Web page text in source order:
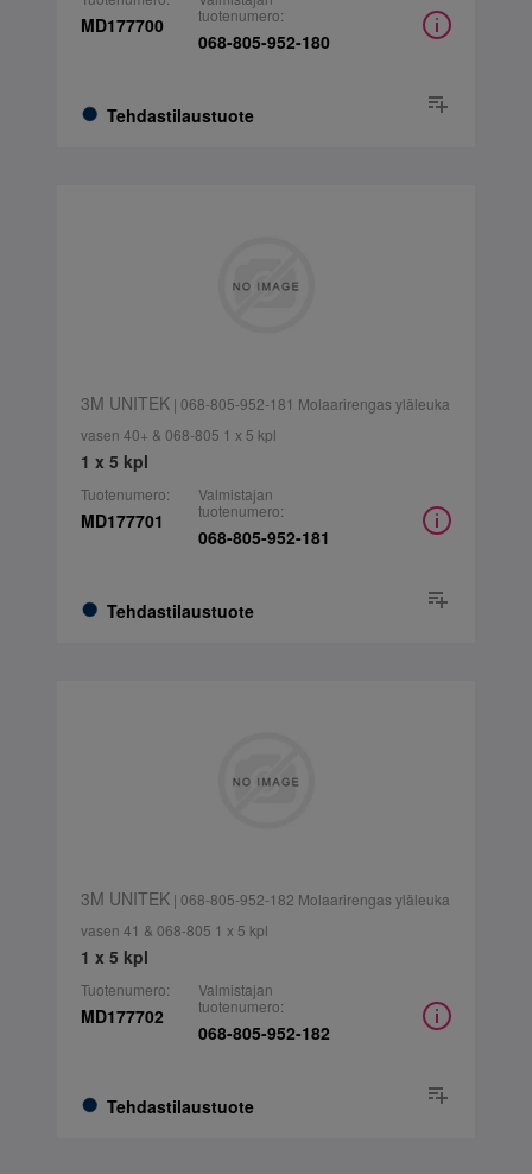
MD177700
Tehdastilaustuote
tuotenumero:
068-805-952-180
3M UNITEK| 068-805-952-181 Molaarirengas yläleuka
vasen 40+ & 068-805 1 x 5 kpl
1 x 5 kpl
Tuotenumero:
MD177701
Tehdastilaustuote
Valmistajan
tuotenumero:
068-805-952-181
3M UNITEK| 068-805-952-182 Molaarirengas yläleuka
vasen 41 & 068-805 1 x 5 kpl
1 x 5 kpl
Tuotenumero:
MD177702
Tehdastilaustuote
Valmistajan
tuotenumero:
068-805-952-182